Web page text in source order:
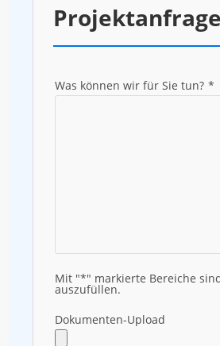
Projektanfrage
Was können wir für Sie tun? *
Mit "*" markierte Bereiche
auszufüllen.
Dokumenten-Upload